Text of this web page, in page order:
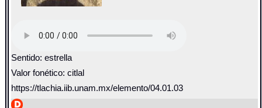
Sentido: estrella
Valor fonético: citlal
https://tlachia.iib.unam.mx/elemento/04.01.03